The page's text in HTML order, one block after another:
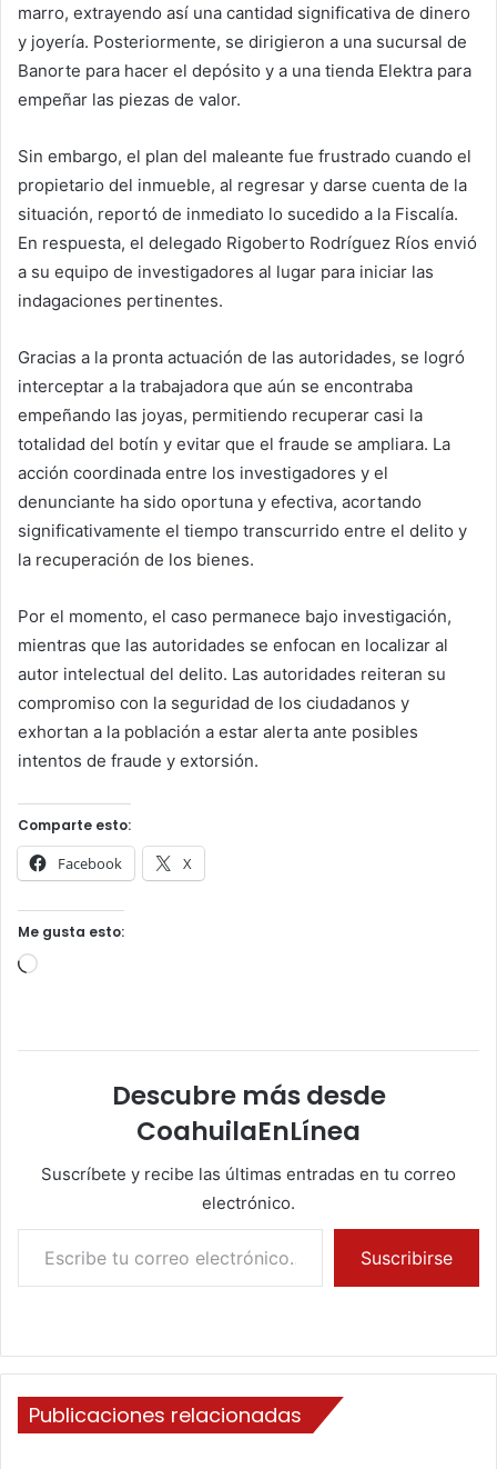
marro, extrayendo así una cantidad significativa de dinero
y joyería. Posteriormente, se dirigieron a una sucursal de
Banorte para hacer el depósito y a una tienda Elektra para
empeñar las piezas de valor.
Sin embargo, el plan del maleante fue frustrado cuando el
propietario del inmueble, al regresar y darse cuenta de la
situación, reportó de inmediato lo sucedido a la Fiscalía.
En respuesta, el delegado Rigoberto Rodríguez Ríos envió
a su equipo de investigadores al lugar para iniciar las
indagaciones pertinentes.
Gracias a la pronta actuación de las autoridades, se logró
interceptar a la trabajadora que aún se encontraba
empeñando las joyas, permitiendo recuperar casi la
totalidad del botín y evitar que el fraude se ampliara. La
acción coordinada entre los investigadores y el
denunciante ha sido oportuna y efectiva, acortando
significativamente el tiempo transcurrido entre el delito y
la recuperación de los bienes.
Por el momento, el caso permanece bajo investigación,
mientras que las autoridades se enfocan en localizar al
autor intelectual del delito. Las autoridades reiteran su
compromiso con la seguridad de los ciudadanos y
exhortan a la población a estar alerta ante posibles
intentos de fraude y extorsión.
Comparte esto:
Facebook X
Me gusta esto:
Cargando...
Descubre más desde
CoahuilaEnLínea
Suscríbete y recibe las últimas entradas en tu correo
electrónico.
Escribe tu correo electrónico…
Suscribirse
Publicaciones relacionadas